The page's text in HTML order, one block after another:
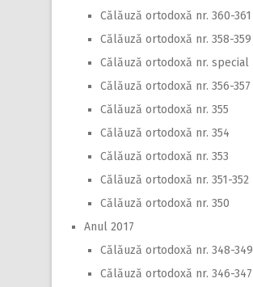
Călăuză ortodoxă nr. 360-361
Călăuză ortodoxă nr. 358-359
Călăuză ortodoxă nr. special
Călăuză ortodoxă nr. 356-357
Călăuză ortodoxă nr. 355
Călăuză ortodoxă nr. 354
Călăuză ortodoxă nr. 353
Călăuză ortodoxă nr. 351-352
Călăuză ortodoxă nr. 350
Anul 2017
Călăuză ortodoxă nr. 348-349
Călăuză ortodoxă nr. 346-347